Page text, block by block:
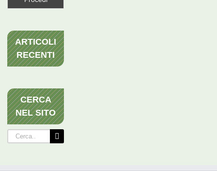
ARTICOLI
RECENTI
CERCA
NEL SITO
Cerca
per: